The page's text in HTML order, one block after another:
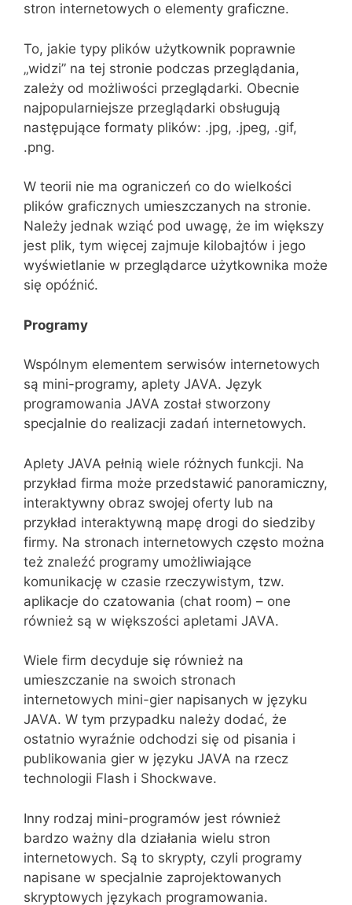
stron internetowych o elementy graficzne.
To, jakie typy plików użytkownik poprawnie
„widzi” na tej stronie podczas przeglądania,
zależy od możliwości przeglądarki. Obecnie
najpopularniejsze przeglądarki obsługują
następujące formaty plików: .jpg, .jpeg, .gif,
.png.
W teorii nie ma ograniczeń co do wielkości
plików graficznych umieszczanych na stronie.
Należy jednak wziąć pod uwagę, że im większy
jest plik, tym więcej zajmuje kilobajtów i jego
wyświetlanie w przeglądarce użytkownika może
się opóźnić.
Programy
Wspólnym elementem serwisów internetowych
są mini-programy, aplety JAVA. Język
programowania JAVA został stworzony
specjalnie do realizacji zadań internetowych.
Aplety JAVA pełnią wiele różnych funkcji. Na
przykład firma może przedstawić panoramiczny,
interaktywny obraz swojej oferty lub na
przykład interaktywną mapę drogi do siedziby
firmy. Na stronach internetowych często można
też znaleźć programy umożliwiające
komunikację w czasie rzeczywistym, tzw.
aplikacje do czatowania (chat room) – one
również są w większości apletami JAVA.
Wiele firm decyduje się również na
umieszczanie na swoich stronach
internetowych mini-gier napisanych w języku
JAVA. W tym przypadku należy dodać, że
ostatnio wyraźnie odchodzi się od pisania i
publikowania gier w języku JAVA na rzecz
technologii Flash i Shockwave.
Inny rodzaj mini-programów jest również
bardzo ważny dla działania wielu stron
internetowych. Są to skrypty, czyli programy
napisane w specjalnie zaprojektowanych
skryptowych językach programowania.